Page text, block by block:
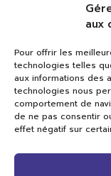
aux
Pour offrir les
technologies telles
aux informations des
technologies nous
comportement de
de ne pas consentir
effet négatif sur
Val TV
Centre de